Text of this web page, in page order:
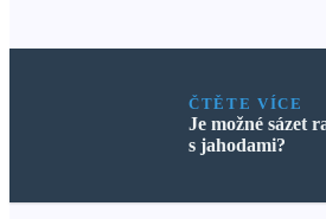
ČTĚTE VÍCE
Je možné sázet
s jahodami?